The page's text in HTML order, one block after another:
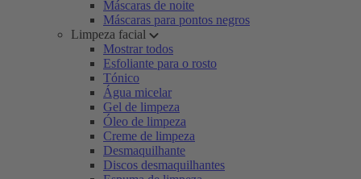
Máscaras de noite
Máscaras para pontos negros
Limpeza facial
Mostrar todos
Esfoliante para o rosto
Tónico
Água micelar
Gel de limpeza
Óleo de limpeza
Creme de limpeza
Desmaquilhante
Discos desmaquilhantes